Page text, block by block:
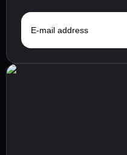
E-mail address